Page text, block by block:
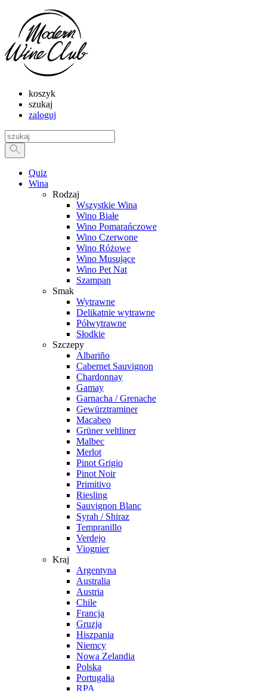
koszyk
szukaj
zaloguj
Quiz
Wina
Rodzaj
Wszystkie Wina
Wino Białe
Wino Pomarańczowe
Wino Czerwone
Wino Różowe
Wino Musujące
Wino Pet Nat
Szampan
Smak
Wytrawne
Delikatnie wytrawne
Półwytrawne
Słodkie
Szczepy
Albariño
Cabernet Sauvignon
Chardonnay
Gamay
Garnacha / Grenache
Gewürztraminer
Macabeo
Grüner veltliner
Malbec
Merlot
Pinot Grigio
Pinot Noir
Primitivo
Riesling
Sauvignon Blanc
Syrah / Shiraz
Tempranillo
Verdejo
Viognier
Kraj
Argentyna
Australia
Austria
Chile
Francja
Gruzja
Hiszpania
Niemcy
Nowa Zelandia
Polska
Portugalia
RPA